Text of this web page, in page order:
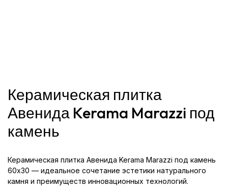
Керамическая плитка
Авенида Kerama Marazzi под
камень
Керамическая плитка Авенида Kerama Marazzi под камень
60x30 — идеальное сочетание эстетики натурального
камня и преимуществ инновационных технологий.